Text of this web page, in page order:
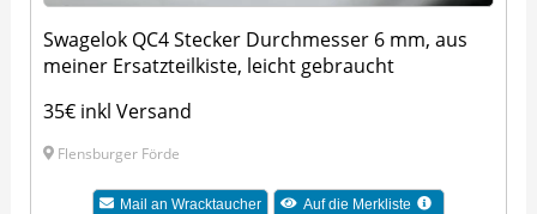
Swagelok QC4 Stecker Durchmesser 6 mm, aus
meiner Ersatzteilkiste, leicht gebraucht
35€ inkl Versand
Flensburger Förde
Mail an Wracktaucher Auf die Merkliste